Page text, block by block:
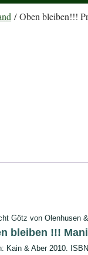
/ Oben bleiben!!!
Götz von Olenhusen
bleiben !!!
Kain & Aber 2010.